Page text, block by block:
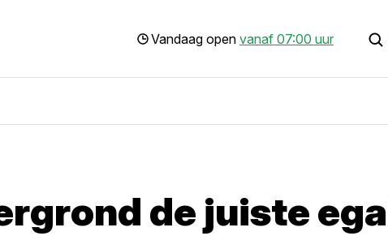
Vandaag open vanaf 07:00 uur
de juiste